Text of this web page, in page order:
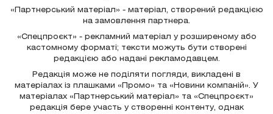
«Партнерський матеріал» - матеріал, створений редакцією
на замовлення партнера.
«Спецпроєкт» - рекламний матеріал у розширеному або
кастомному форматі; тексти можуть бути створені
редакцією або надані рекламодавцем.
Редакція може не поділяти погляди, викладені в
матеріалах із плашками «Промо» та «Новини компаній». У
матеріалах «Партнерський матеріал» та «Спецпроєкт»
редакція бере участь у створенні контенту, однак